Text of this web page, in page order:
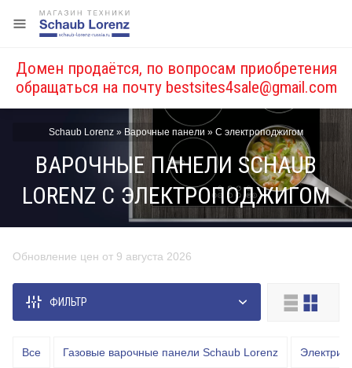
Домен продаётся, по вопросам приобретения
обращаться на почту bestsites4sale@gmail.com
Schaub Lorenz » Варочные панели » С электроподжигом
ВАРОЧНЫЕ ПАНЕЛИ SCHAUB
LORENZ С ЭЛЕКТРОПОДЖИГОМ
Обновление цен от 9 августа 2026
Цена, руб.
ФИЛЬТР
Все Газовые варочные панели Schaub Lorenz